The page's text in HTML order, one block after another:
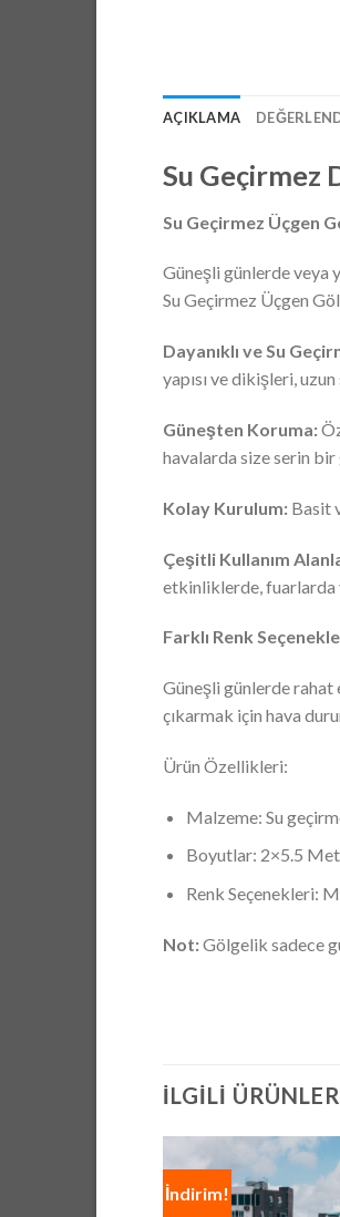
AÇIKLAMA
Su Geçirmez
Su Geçirmez Üçgen
Güneşli günlerde veya
Su Geçirmez Üçgen
Dayanıklı ve Su
yapısı ve dikişleri,
Güneşten Koruma:
havalarda size serin bir
Kolay Kurulum: Basit
Çeşitli Kullanım
etkinliklerde, fuarlarda
Farklı Renk
Güneşli günlerde rahat
çıkarmak için hava
Ürün Özellikleri:
Malzeme: Su
Boyutlar: 2×5.5
Renk Seçenekleri:
Not:Gölgelik sadece
İLGILI ÜRÜNLER
İndirim!